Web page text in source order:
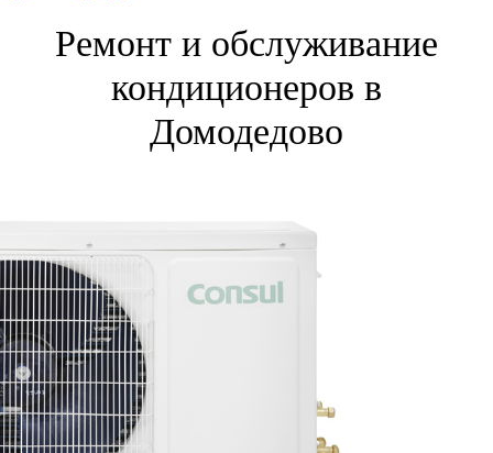
Ремонт и обслуживание
кондиционеров в
Домодедово